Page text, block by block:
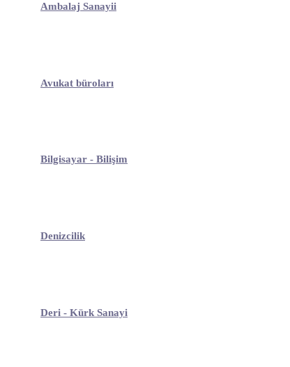
Ambalaj Sanayii
Avukat büroları
Bilgisayar - Bilişim
Denizcilik
Deri - Kürk Sanayi